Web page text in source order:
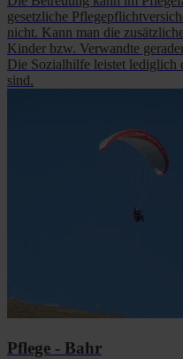
gesetzliche
nicht. Kann man die
Kinder bzw. Verwandte
Die Sozialhilfe leistet lediglich
sind.
Pflege - Bahr